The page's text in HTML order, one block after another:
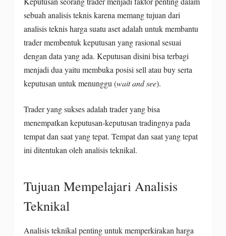
sebuah analisis teknis karena memang tujuan dari
analisis teknis harga suatu aset adalah untuk membantu
trader membentuk keputusan yang rasional sesuai
dengan data yang ada. Keputusan disini bisa terbagi
menjadi dua yaitu membuka posisi sell atau buy serta
keputusan untuk menunggu (wait and see).
Trader yang sukses adalah trader yang bisa
menempatkan keputusan-keputusan tradingnya pada
tempat dan saat yang tepat. Tempat dan saat yang tepat
ini ditentukan oleh analisis teknikal.
Tujuan Mempelajari Analisis
Teknikal
Analisis teknikal penting untuk memperkirakan harga